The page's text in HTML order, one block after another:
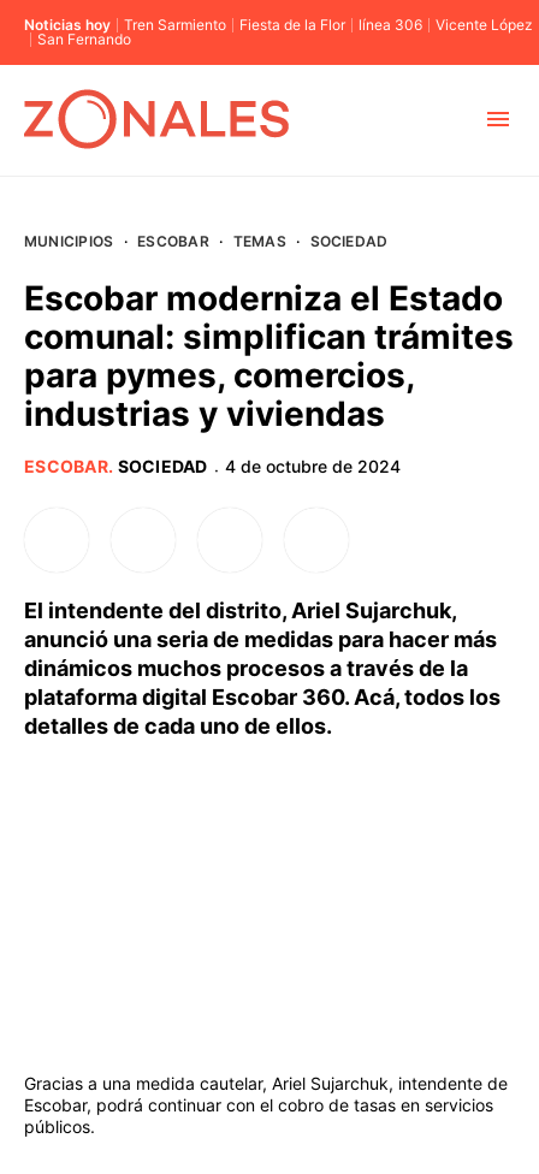
Noticias hoy Tren Sarmiento Fiesta de la Flor línea 306
Vicente López
San Fernando
BUENOS AIRES
PROVINCIAS
MUNICIPIOS · ESCOBAR · TEMAS · SOCIEDAD
Escobar moderniza el Estado
comunal: simplifican trámites
para pymes, comercios,
industrias y viviendas
ESCOBAR. SOCIEDAD · 4 de octubre de 2024
El intendente del distrito, Ariel Sujarchuk,
anunció una seria de medidas para hacer más
dinámicos muchos procesos a través de la
plataforma digital Escobar 360. Acá, todos los
detalles de cada uno de ellos.
Gracias a una medida cautelar, Ariel Sujarchuk, intendente de
Escobar, podrá continuar con el cobro de tasas en servicios
públicos.